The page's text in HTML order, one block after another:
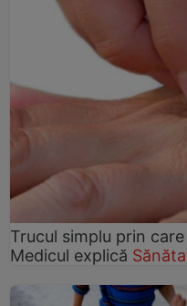
Trucul simplu prin
Medicul explică